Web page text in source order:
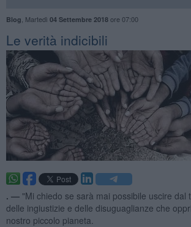
Blog Martedì 04 Settembre 2018ore 07:00
​Le verità indicibili
. — "Mi chiedo se sarà mai possibile uscire dal
delle ingiustizie e delle disuguaglianze che
nostro piccolo pianeta.